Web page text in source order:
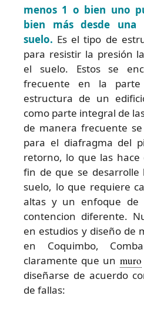
menos 1 o bien uno
bien más desde una
suelo. Es el tipo de
para resistir la presión
el suelo. Estos se
frecuente en la
estructura de un
como parte integral de
de manera frecuente
para el diafragma del
retorno, lo que las hace
fin de que se desarrolle
suelo, lo que requiere
altas y un enfoque
contencion diferente.
en estudios y diseño de
en Coquimbo,
claramente que un muro
diseñarse de acuerdo
de fallas: